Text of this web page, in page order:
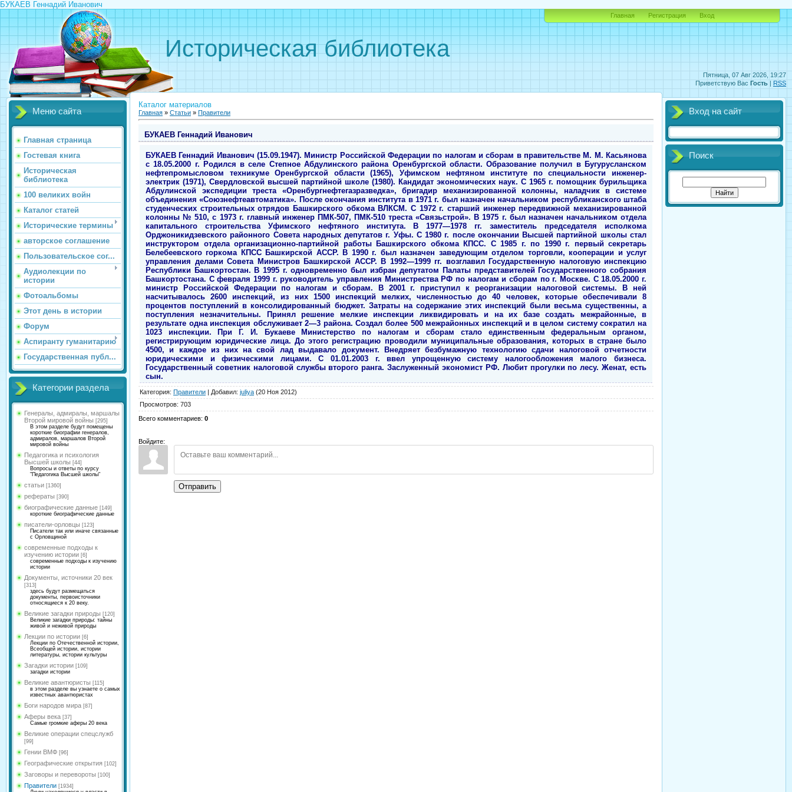
БУКАЕВ Геннадий Иванович
Пятница, 07 Авг 2026, 19:27
Приветствую Вас Гость | RSS
Историческая библиотека
Главная Регистрация Вход
Меню сайта
Главная страница
Гостевая книга
Историческая
библиотека
100 великих войн
Каталог статей
Исторические термины
авторское соглашение
Пользовательское сог...
Аудиолекции по
истории
Фотоальбомы
Этот день в истории
Форум
Аспиранту гуманитарию
Государственная публ...
Категории раздела
Генералы, адмиралы, маршалы
Второй мировой войны [295]
В этом разделе будут помещены
короткие биографии генералов,
адмиралов, маршалов Второй
мировой войны
Педагогика и психология
Высшей школы [44]
Вопросы и ответы по курсу
"Педагогика Высшей школы"
статьи [1360]
рефераты [390]
биографические данные [149]
короткие биографические данные
писатели-орловцы [123]
Писатели так или иначе связанные
с Орловщиной
современные подходы к
изучению истории [6]
современные подходы к изучению
истории
Документы, источники 20 век
[313]
здесь будут размещаться
документы, первоисточники
относящиеся к 20 веку.
Великие загадки природы [120]
Великие загадки природы: тайны
живой и неживой природы
Лекции по истории [6]
Лекции по Отечественной истории,
Всеобщей истории, истории
литературы, истории культуры
Загадки истории [109]
загадки истории
Великие авантюристы [115]
в этом разделе вы узнаете о самых
известных авантюристах
Боги народов мира [87]
Аферы века [37]
Самые громкие аферы 20 века
Великие операции спецслужб
[99]
Гении ВМФ [96]
Географические открытия [102]
Заговоры и перевороты [100]
Правители [1934]
Каталог материалов
Главная » Статьи » Правители
БУКАЕВ Геннадий Иванович
БУКАЕВ Геннадий Иванович (15.09.1947). Министр Российской Федерации по налогам и сборам в правительстве М. М. Касьянова
с 18.05.2000 г. Родился в селе Степное Абдулинского района Оренбургской области. Образование получил в Бугурусланском
нефтепромысловом техникуме Оренбургской области (1965), Уфимском нефтяном институте по специальности инженер-
электрик (1971), Свердловской высшей партийной школе (1980). Кандидат экономических наук. С 1965 г. помощник бурильщика
Абдулинской экспедиции треста «Оренбургнефтегазразведка», бригадир механизированной колонны, наладчик в системе
объединения «Союзнефтеавтоматика». После окончания института в 1971 г. был назначен начальником республиканского штаба
студенческих строительных отрядов Башкирского обкома ВЛКСМ. С 1972 г. старший инженер передвижной механизированной
колонны № 510, с 1973 г. главный инженер ПМК-507, ПМК-510 треста «Связьстрой». В 1975 г. был назначен начальником отдела
капитального строительства Уфимского нефтяного института. В 1977—1978 гг. заместитель председателя исполкома
Орджоникидзевского районного Совета народных депутатов г. Уфы. С 1980 г. после окончании Высшей партийной школы стал
инструктором отдела организационно-партийной работы Башкирского обкома КПСС. С 1985 г. по 1990 г. первый секретарь
Белебеевского горкома КПСС Башкирской АССР. В 1990 г. был назначен заведующим отделом торговли, кооперации и услуг
управления делами Совета Министров Башкирской АССР. В 1992—1999 гг. возглавил Государственную налоговую инспекцию
Республики Башкортостан. В 1995 г. одновременно был избран депутатом Палаты представителей Государственного собрания
Башкортостана. С февраля 1999 г. руководитель управления Министрества РФ по налогам и сборам по г. Москве. С 18.05.2000 г.
министр Российской Федерации по налогам и сборам. В 2001 г. приступил к реорганизации налоговой системы. В ней
насчитывалось 2600 инспекций, из них 1500 инспекций мелких, численностью до 40 человек, которые обеспечивали 8
процентов поступлений в консолидированный бюджет. Затраты на содержание этих инспекций были весьма существенны, а
поступления незначительны. Принял решение мелкие инспекции ликвидировать и на их базе создать межрайонные, в
результате одна инспекция обслуживает 2—3 района. Создал более 500 межрайонных инспекций и в целом систему сократил на
1023 инспекции. При Г. И. Букаеве Министерство по налогам и сборам стало единственным федеральным органом,
регистрирующим юридические лица. До этого регистрацию проводили муниципальные образования, которых в стране было
4500, и каждое из них на свой лад выдавало документ. Внедряет безбумажную технологию сдачи налоговой отчетности
юридическими и физическими лицами. С 01.01.2003 г. ввел упрощенную систему налогообложения малого бизнеса.
Государственный советник налоговой службы второго ранга. Заслуженный экономист РФ. Любит прогулки по лесу. Женат, есть
сын.
Категория: Правители | Добавил: juliya (20 Ноя 2012)
Просмотров: 703
Всего комментариев: 0
Войдите:
Отправить
Вход на сайт
Поиск